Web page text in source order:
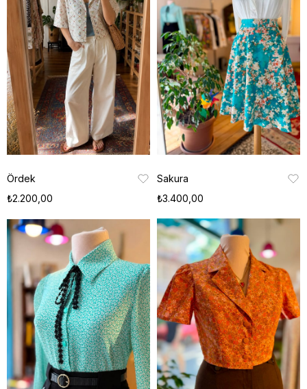
Ördek
₺2.200,00
Sakura
₺3.400,00